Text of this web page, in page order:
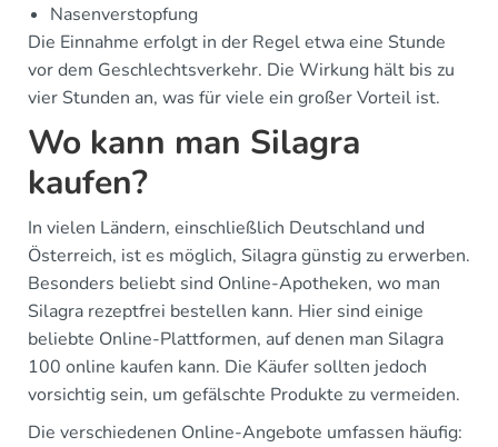
Nasenverstopfung
Die Einnahme erfolgt in der Regel etwa eine Stunde
vor dem Geschlechtsverkehr. Die Wirkung hält bis zu
vier Stunden an, was für viele ein großer Vorteil ist.
Wo kann man Silagra
kaufen?
In vielen Ländern, einschließlich Deutschland und
Österreich, ist es möglich, Silagra günstig zu erwerben.
Besonders beliebt sind Online-Apotheken, wo man
Silagra rezeptfrei bestellen kann. Hier sind einige
beliebte Online-Plattformen, auf denen man Silagra
100 online kaufen kann. Die Käufer sollten jedoch
vorsichtig sein, um gefälschte Produkte zu vermeiden.
Die verschiedenen Online-Angebote umfassen häufig: